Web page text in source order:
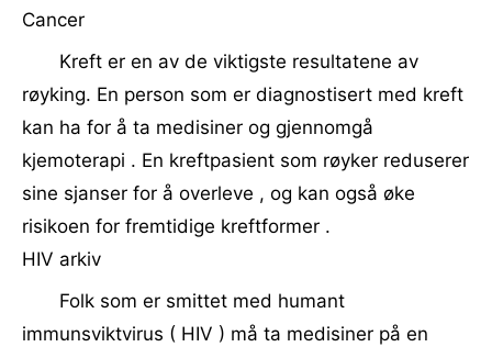
Cancer
Kreft er en av de viktigste resultatene av
røyking. En person som er diagnostisert med kreft
kan ha for å ta medisiner og gjennomgå
kjemoterapi . En kreftpasient som røyker reduserer
sine sjanser for å overleve , og kan også øke
risikoen for fremtidige kreftformer .
HIV arkiv
Folk som er smittet med humant
immunsviktvirus ( HIV ) må ta medisiner på en